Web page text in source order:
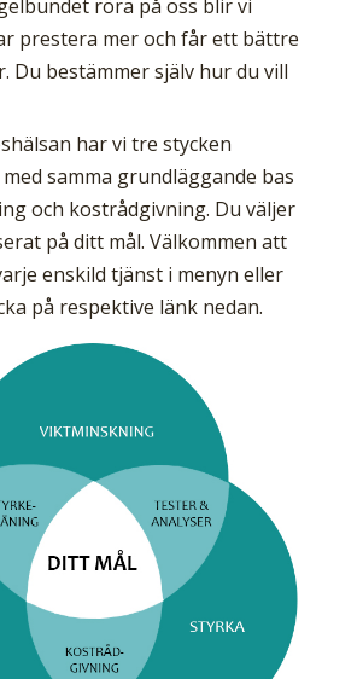
röra på oss blir vi
prestera mer och får ett bättre
Du bestämmer själv hur du vill
har vi tre stycken
samma grundläggande bas
och kostrådgivning. Du väljer
på ditt mål. Välkommen att
enskild tjänst i menyn eller
på respektive länk nedan.